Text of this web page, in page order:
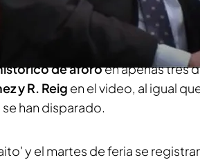
la portada del Real dando por
. Hasta el domingo, los trajes de
estarán más presentes que
de aforoen apenas tres
y R. Reig en el video, al igual
han disparado.
y el martes de feria se